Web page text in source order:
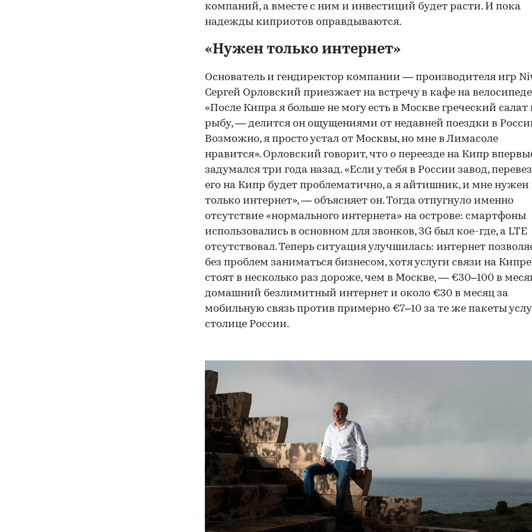
компаний, а вместе с ним и инвестиций будет расти. И пока
надежды киприотов оправдываются.
«Нужен только интернет»
Основатель и гендиректор компании — производителя игр
Сергей Орловский приезжает на встречу в кафе на
«После Кипра я больше не могу есть в Москве греческий салат
рыбу, — делится он ощущениями от недавней поездки в
Возможно, я просто устал от Москвы, но мне в Лимасоле
нравится». Орловский говорит, что о переезде на Кипр
задумался три года назад. «Если у тебя в России завод,
его на Кипр будет проблематично, а я айтишник, и мне нужен
только интернет», — объясняет он. Тогда отпугнуло именно
отсутствие «нормального интернета» на острове: смартфоны
использовались в основном для звонков, 3G был кое-где, а LTE
отсутствовал. Теперь ситуация улучшилась: интернет
без проблем заниматься бизнесом, хотя услуги связи на
стоят в несколько раз дороже, чем в Москве, — €30–100 в
домашний безлимитный интернет и около €30 в месяц за
мобильную связь против примерно €7–10 за те же пакеты
столице России.